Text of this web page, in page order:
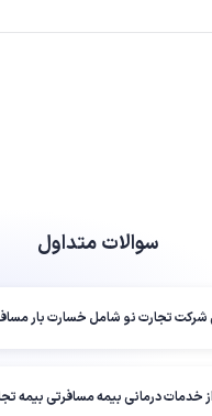
سوالات متداول
شرکت تجارت نو شامل خسارت بار
خدمات درمانی بیمه مسافرتی بیمه